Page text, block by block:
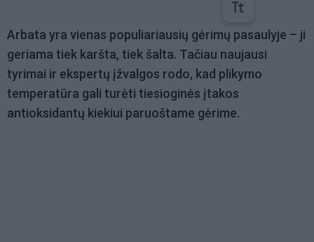
Arbata yra vienas populiariausių gėrimų pasaulyje – ji
geriama tiek karšta, tiek šalta. Tačiau naujausi
tyrimai ir ekspertų įžvalgos rodo, kad plikymo
temperatūra gali turėti tiesioginės įtakos
antioksidantų kiekiui paruoštame gėrime.